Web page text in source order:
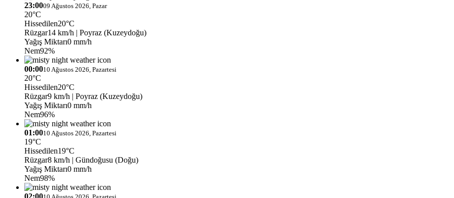
23:0009 Ağustos 2026, Pazar
20°C
Hissedilen20°C
Rüzgar14 km/h | Poyraz (Kuzeydoğu)
Yağış Miktarı0 mm/h
Nem92%
00:0010 Ağustos 2026, Pazartesi
20°C
Hissedilen20°C
Rüzgar9 km/h | Poyraz (Kuzeydoğu)
Yağış Miktarı0 mm/h
Nem96%
01:0010 Ağustos 2026, Pazartesi
19°C
Hissedilen19°C
Rüzgar8 km/h | Gündoğusu (Doğu)
Yağış Miktarı0 mm/h
Nem98%
02:00